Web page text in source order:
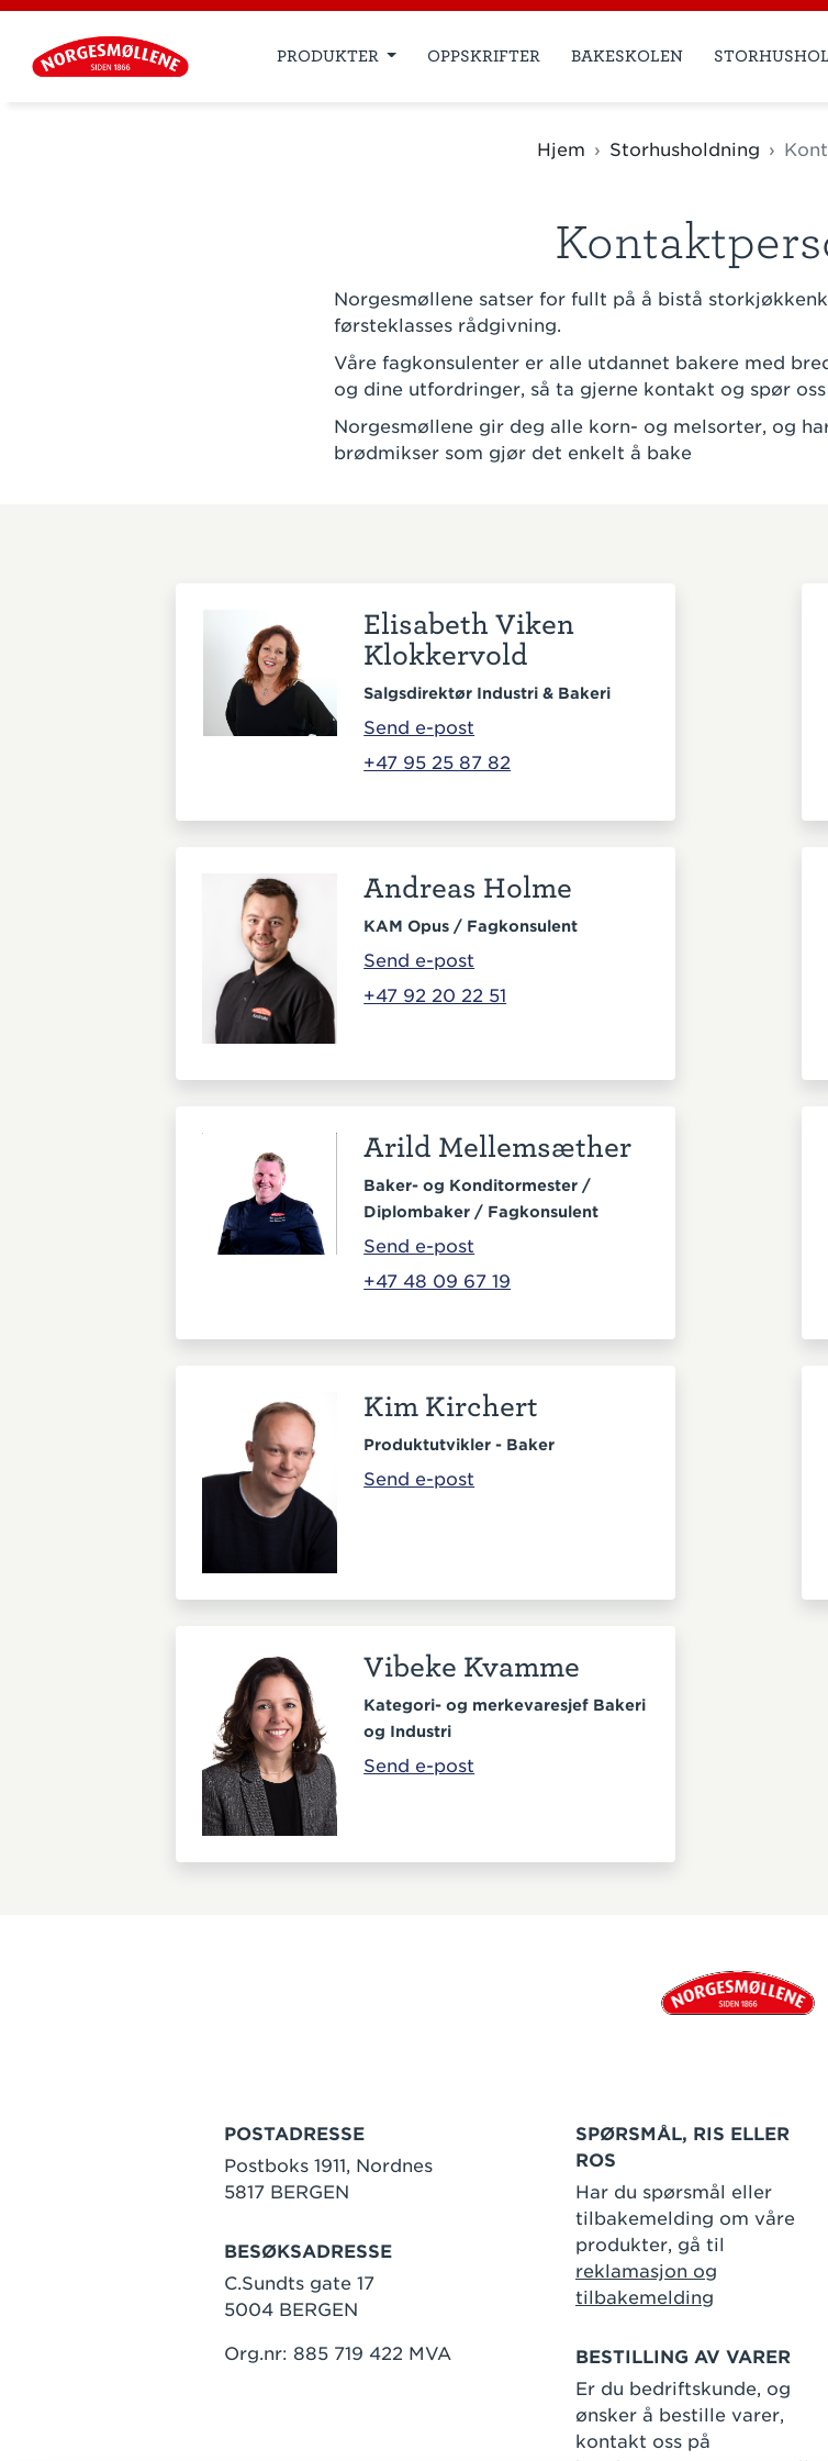
PRODUKTER OPPSKRIFTER BAKESKOLEN
Hjem Storhusholdning
Norgesmøllene satser for fullt på å bistå
førsteklasses rådgivning.
Våre fagkonsulenter er alle utdannet bakere med
og dine utfordringer, så ta gjerne kontakt og spør
Norgesmøllene gir deg alle korn- og melsorter, og
brødmikser som gjør det enkelt å bake
Elisabeth Viken
Klokkervold
Salgsdirektør Industri & Bakeri
Send e-post
+47 95 25 87 82
Andreas Holme
KAM Opus / Fagkonsulent
Send e-post
+47 92 20 22 51
Arild Mellemsæther
Baker- og Konditormester /
Diplombaker / Fagkonsulent
Send e-post
+47 48 09 67 19
Kim Kirchert
Produktutvikler - Baker
Send e-post
Vibeke Kvamme
Kategori- og merkevaresjef Bakeri
og Industri
Send e-post
POSTADRESSE
Postboks 1911, Nordnes
5817 BERGEN
BESØKSADRESSE
C.Sundts gate 17
5004 BERGEN
Org.nr: 885 719 422 MVA
SPØRSMÅL, RIS ELLER
ROS
Har du spørsmål eller
tilbakemelding om våre
produkter, gå til
reklamasjon og
tilbakemelding
BESTILLING AV VARER
Er du bedriftskunde, og
ønsker å bestille varer,
kontakt oss på